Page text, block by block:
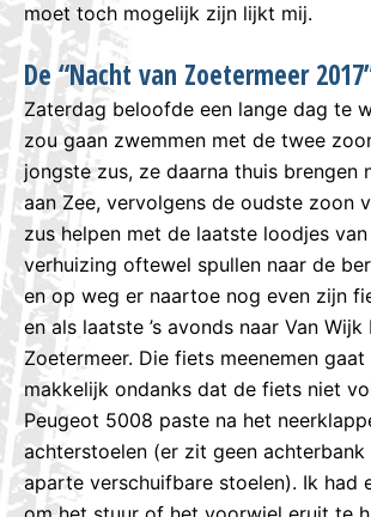
moet toch mogelijk zijn lijkt mij.
De “Nacht van Zoetermeer
Zaterdag beloofde een lange dag te
zou gaan zwemmen met de twee
jongste zus, ze daarna thuis brengen
aan Zee, vervolgens de oudste zoon
zus helpen met de laatste loodjes
verhuizing oftewel spullen naar de
en op weg er naartoe nog even zijn
en als laatste ’s avonds naar Van
Zoetermeer. Die fiets meenemen gaat
makkelijk ondanks dat de fiets niet
Peugeot 5008 paste na het
achterstoelen (er zit geen achterbank
aparte verschuifbare stoelen). Ik had